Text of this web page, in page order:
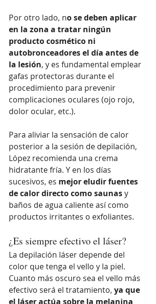
Por otro lado, no se deben aplicar
en la zona a tratar ningún
producto cosmético ni
autobronceadores el día antes de
la lesión, y es fundamental emplear
gafas protectoras durante el
procedimiento para prevenir
complicaciones oculares (ojo rojo,
dolor ocular, etc.).
Para aliviar la sensación de calor
posterior a la sesión de depilación,
López recomienda una crema
hidratante fría. Y en los días
sucesivos, es mejor eludir fuentes
de calor directo como saunas y
baños de agua caliente así como
productos irritantes o exfoliantes.
¿Es siempre efectivo el láser?
La depilación láser depende del
color que tenga el vello y la piel.
Cuanto más oscuro sea el vello más
efectivo será el tratamiento, ya que
el láser actúa sobre la melanina